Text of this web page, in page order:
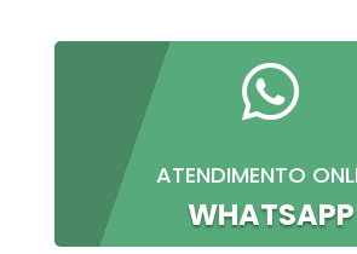

ATENDIMENTO
WHATSAPP